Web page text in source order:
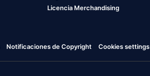
Licencia Merchandising
Notificaciones de Copyright Cookies settings